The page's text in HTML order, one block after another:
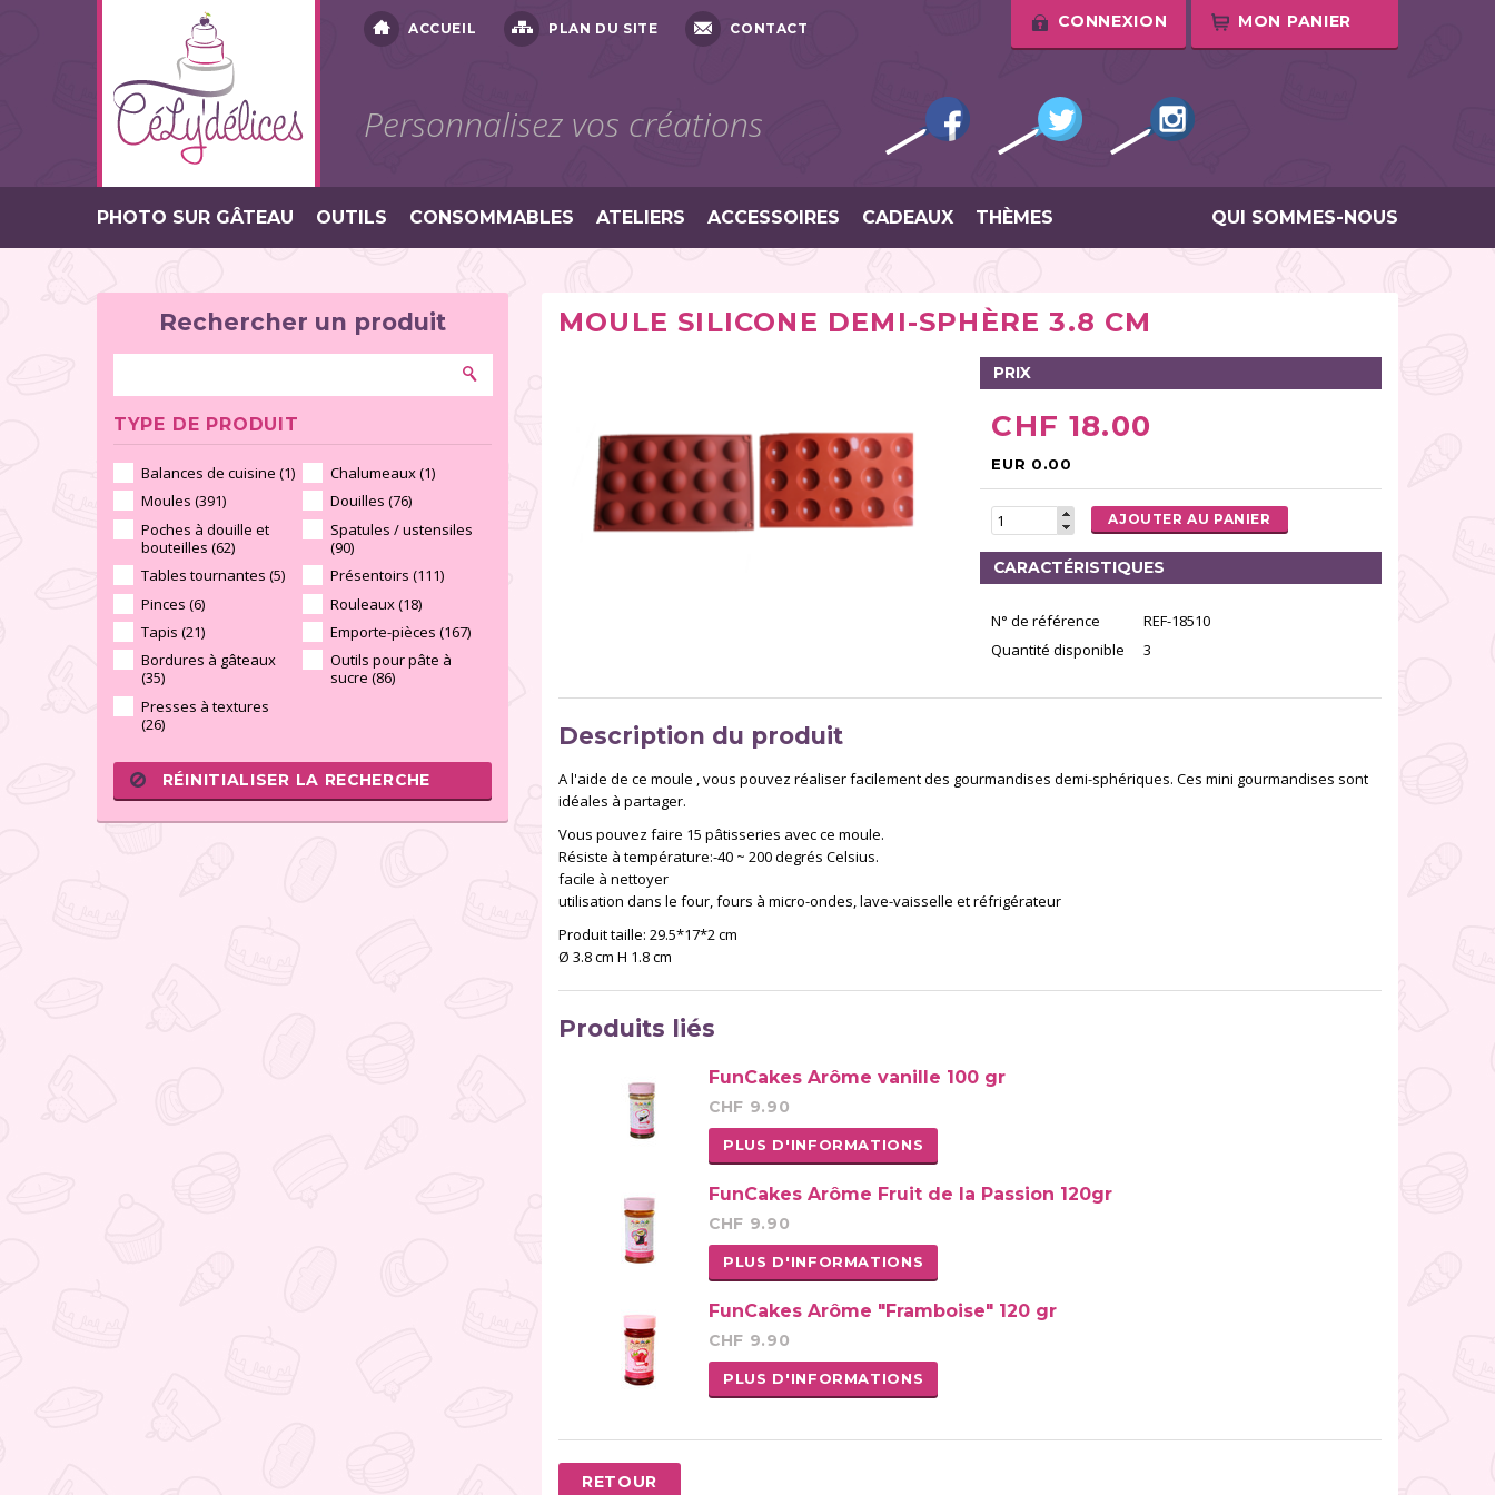
ACCUEIL PLAN DU SITE CONTACT CONNEXION MON PANIER
Personnalisez vos créations
PHOTO SUR GÂTEAU OUTILS CONSOMMABLES ATELIERS ACCESSOIRES CADEAUX THÈMES QUI SOMMES-NOUS
Rechercher un produit
TYPE DE PRODUIT
Balances de cuisine (1)
Chalumeaux (1)
Moules (391)
Douilles (76)
Poches à douille et
bouteilles (62)
Spatules / ustensiles
(90)
Tables tournantes (5)
Présentoirs (111)
Pinces (6)
Rouleaux (18)
Tapis (21)
Emporte-pièces (167)
Bordures à gâteaux
(35)
Outils pour pâte à
sucre (86)
Presses à textures
(26)
RÉINITIALISER LA RECHERCHE
MOULE SILICONE DEMI-SPHÈRE 3.8 CM
PRIX
CHF 18.00
EUR 0.00
AJOUTER AU PANIER
CARACTÉRISTIQUES
N° de référence
REF-18510
Quantité disponible
3
Description du produit
A l'aide de ce moule , vous pouvez réaliser facilement des gourmandises demi-sphériques. Ces mini gourmandises sont
idéales à partager.
Vous pouvez faire 15 pâtisseries avec ce moule.
Résiste à température:-40 ~ 200 degrés Celsius.
facile à nettoyer
utilisation dans le four, fours à micro-ondes, lave-vaisselle et réfrigérateur
Produit taille: 29.5*17*2 cm
Ø 3.8 cm H 1.8 cm
Produits liés
FunCakes Arôme vanille 100 gr
CHF 9.90
PLUS D'INFORMATIONS
FunCakes Arôme Fruit de la Passion 120gr
CHF 9.90
PLUS D'INFORMATIONS
FunCakes Arôme "Framboise" 120 gr
CHF 9.90
PLUS D'INFORMATIONS
RETOUR